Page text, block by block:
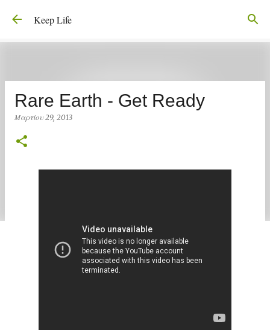
Μετάβαση στο κύριο περιεχόμενο
Keep Life
Rare Earth - Get Ready
Μαρτίου 29, 2013